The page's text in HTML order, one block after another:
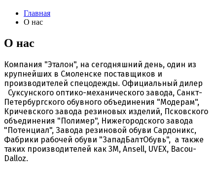
Главная
О нас
О нас
Компания "Эталон", на сегодняшний день, один из
крупнейших в Смоленске поставщиков и
производителей спецодежды. Официальный дилер
Суксунского оптико-механического завода, Санкт-
Петербургского обувного объединения "Модерам",
Кричевского завода резиновых изделий, Псковского
объединения "Полимер", Нижегородского завода
"Потенциал", Завода резиновой обуви Сардоникс,
Фабрики рабочей обуви "ЗападБалтОбувь", а также
таких производителей как 3М, Ansell, UVEX, Bacou-
Dalloz.